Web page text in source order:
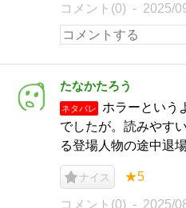
コメント(0) 2025/
たなかたろう
ネタバレ
ホラーという
でしたが。読みやす
る登場人物の途中退
ナイス ★5
コメント(0) 2025/